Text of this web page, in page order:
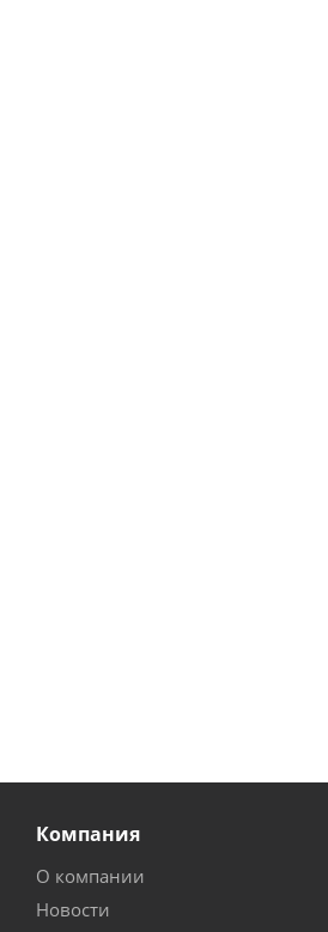
Компания
О компании
Новости